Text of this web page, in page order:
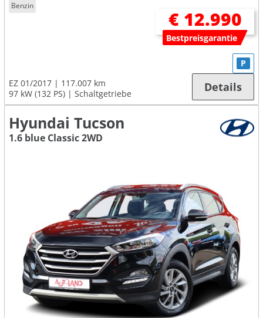
Benzin
€ 12.990
Bestpreisgarantie
EZ 01/2017
117.007 km
97 kW (132 PS)
Schaltgetriebe
P
Details
Hyundai Tucson
1.6 blue Classic 2WD